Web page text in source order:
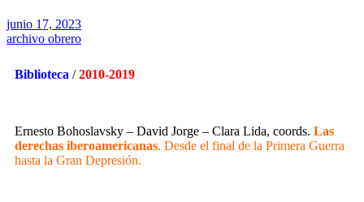
junio 17, 2023
archivo obrero
Biblioteca /2010-2019
Ernesto Bohoslavsky – David Jorge – Clara Lida, coords. Las
derechas iberoamericanas. Desde el final de la Primera Guerra
hasta la Gran Depresión.